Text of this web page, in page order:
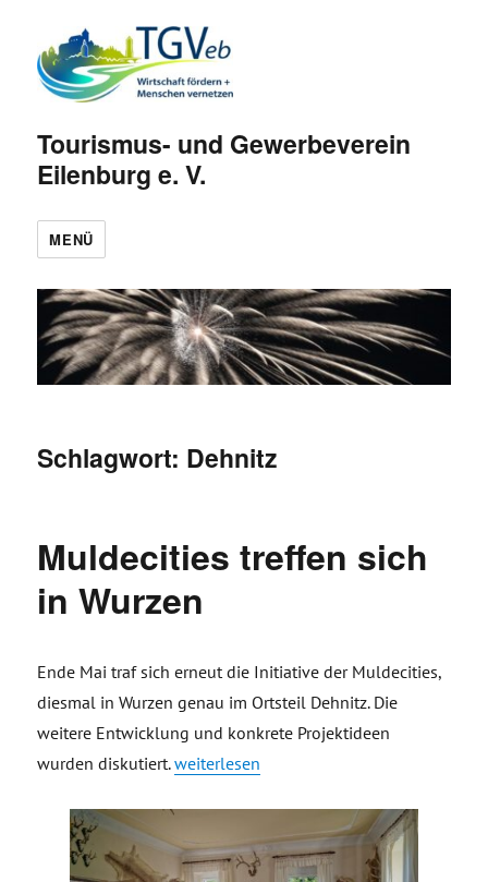
Tourismus- und Gewerbeverein
Eilenburg e. V.
MENÜ
Schlagwort: Dehnitz
Muldecities treffen sich
in Wurzen
Ende Mai traf sich erneut die Initiative der Muldecities,
diesmal in Wurzen genau im Ortsteil Dehnitz. Die
weitere Entwicklung und konkrete Projektideen
wurden diskutiert.„Muldecities treffen sich in Wurzen“
weiterlesen